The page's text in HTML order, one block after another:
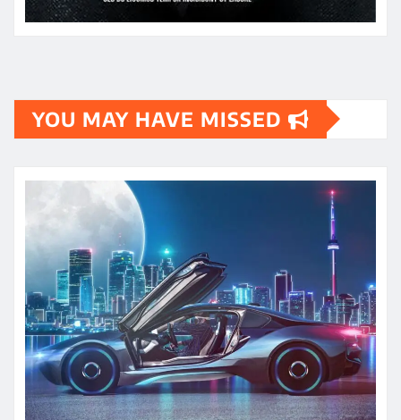
YOU MAY HAVE MISSED